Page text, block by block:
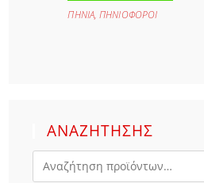
ΠΗΝΙΑ,ΠΗΝΙΟΦΟΡΟΙ
ΑΝΑΖΗΤΗΣΗΣ